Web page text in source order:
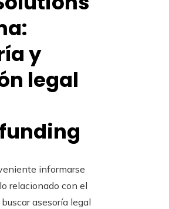
y
legal
informarse
relacionado con el
buscar asesoría legal